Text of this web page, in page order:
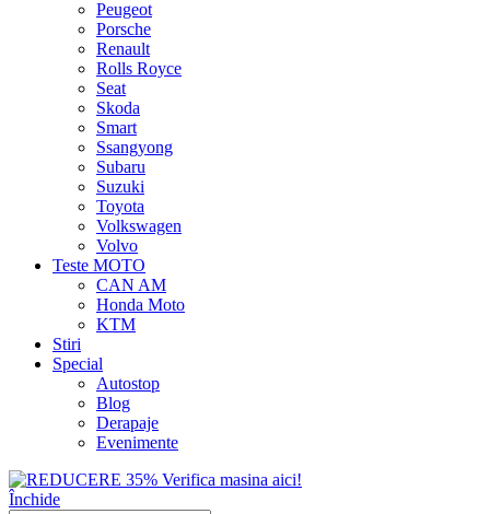
Peugeot
Porsche
Renault
Rolls Royce
Seat
Skoda
Smart
Ssangyong
Subaru
Suzuki
Toyota
Volkswagen
Volvo
Teste MOTO
CAN AM
Honda Moto
KTM
Stiri
Special
Autostop
Blog
Derapaje
Evenimente
Închide